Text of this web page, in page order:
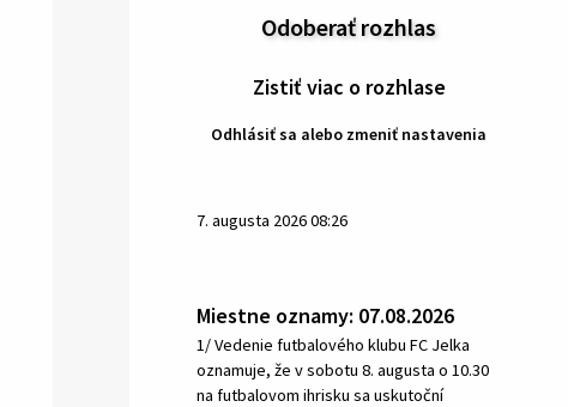
Odoberať rozhlas
Zistiť viac o rozhlase
Odhlásiť sa alebo zmeniť nastavenia
7. augusta 2026 08:26
Miestne oznamy: 07.08.2026
1/ Vedenie futbalového klubu FC Jelka
oznamuje, že v sobotu 8. augusta o 10.30
na futbalovom ihrisku sa uskutoční